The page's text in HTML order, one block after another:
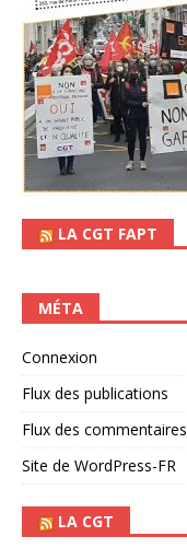
LA CGT FAPT
MÉTA
Connexion
Flux des publications
Flux des commentaires
Site de WordPress-FR
LA CGT